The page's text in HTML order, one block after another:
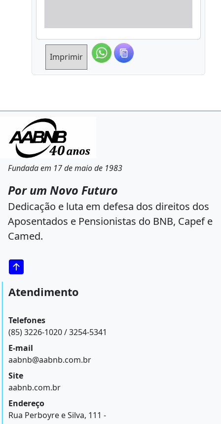
Imprimir
Fundada em 17 de maio de 1983
Por um Novo Futuro
Dedicação e luta em defesa dos direitos dos
Aposentados e Pensionistas do BNB, Capef e
Camed.
Atendimento
Telefones
(85) 3226-1020 / 3254-5341
E-mail
aabnb@aabnb.com.br
Site
aabnb.com.br
Endereço
Rua Perboyre e Silva, 111 -